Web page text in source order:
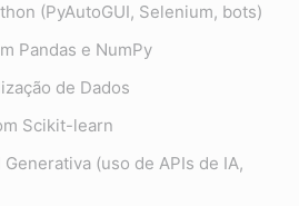
(PyAutoGUI, Selenium, bots)
Pandas e NumPy
de Dados
Scikit-learn
(uso de APIs de IA,